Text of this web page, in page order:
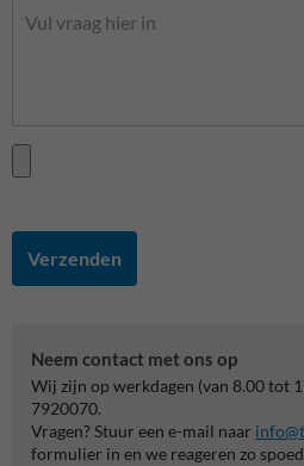
Verzenden
Neem contact met ons op
Wij zijn op werkdagen (van 8.00 tot
7920070.
Vragen? Stuur een e-mail naar
formulier in en we reageren zo